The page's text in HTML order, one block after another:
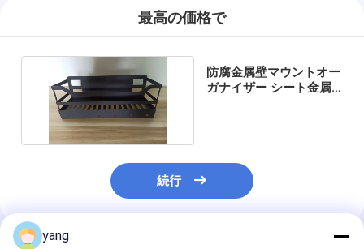
最高の価格で
防腐金属壁マウントオー
ガナイザー シート金属
続行
yang